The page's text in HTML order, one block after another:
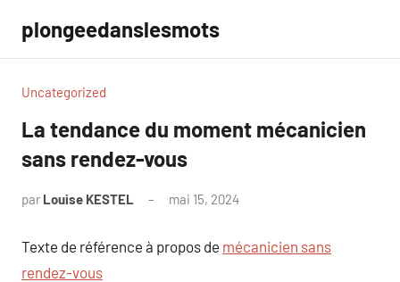
contenu
plongeedanslesmots
Uncategorized
La tendance du moment mécanicien
sans rendez-vous
par Louise KESTEL mai 15, 2024
Texte de référence à propos de mécanicien sans
rendez-vous